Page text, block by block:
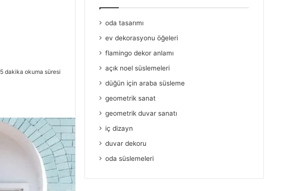
5 dakika okuma süresi
oda tasarımı
ev dekorasyonu öğeleri
flamingo dekor anlamı
açık noel süslemeleri
düğün için araba süsleme
geometrik sanat
geometrik duvar sanatı
iç dizayn
duvar dekoru
oda süslemeleri